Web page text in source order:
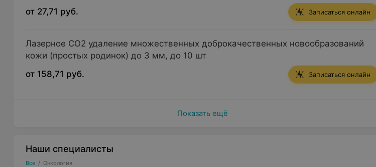
от 27,71 руб.
Записаться онлайн
Лазерное СО2 удаление множественных доброкачественных новообразований
кожи (простых родинок) до 3 мм, до 10 шт
от 158,71 руб.
Записаться онлайн
Показать ещё
Наши специалисты
Все / Онкология